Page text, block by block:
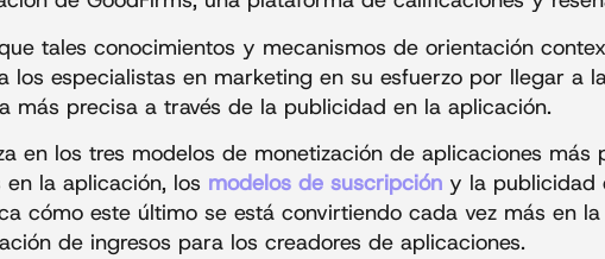
tales conocimientos y mecanismos de orientación
los especialistas en marketing en su esfuerzo por llegar a
más precisa a través de la publicidad en la aplicación.
en los tres modelos de monetización de aplicaciones más
la aplicación, los modelos de suscripción y la publicidad
cómo este último se está convirtiendo cada vez más en
de ingresos para los creadores de aplicaciones.